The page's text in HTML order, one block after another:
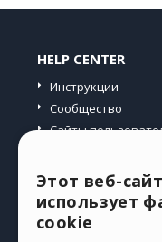
HELP CENTER
Инструкции
Сообщество
Сайты
Профиль
Мои посты
Этот веб-сайт
использует
cookie